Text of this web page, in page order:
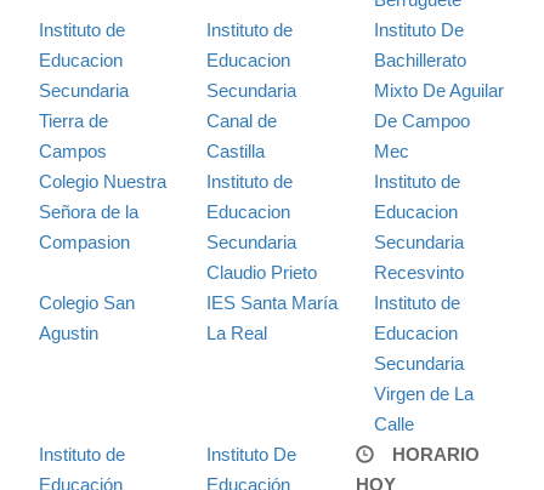
Instituto de
Educacion
Secundaria
Tierra de
Campos
Instituto de
Educacion
Secundaria
Canal de
Castilla
Instituto De
Bachillerato
Mixto De Aguilar
De Campoo
Mec
Colegio Nuestra
Señora de la
Compasion
Instituto de
Educacion
Secundaria
Claudio Prieto
Instituto de
Educacion
Secundaria
Recesvinto
Colegio San
Agustin
IES Santa María
La Real
Instituto de
Educacion
Secundaria
Virgen de La
Calle
Instituto de
Educación
Instituto De
Educación
HORARIO
HOY